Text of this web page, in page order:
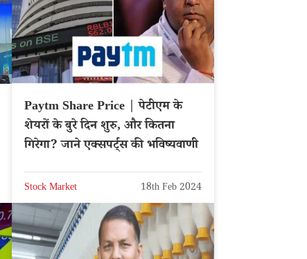
Paytm Share Price | पेटीएम के
शेयरों के बुरे दिन शुरु, और कितना
गिरेगा? जाने एक्सपर्ट्स की भविष्यवाणी
Stock Market 18th Feb 2024